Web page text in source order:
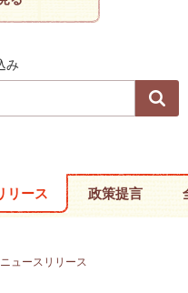
み
リース 政策提言
ュースリリース